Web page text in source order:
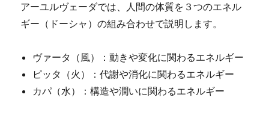
アーユルヴェーダでは、人間の体質を３つのエネル
ギー（ドーシャ）の組み合わせで説明します。
ヴァータ（風）：動きや変化に関わるエネルギー
ピッタ（火）：代謝や消化に関わるエネルギー
カパ（水）：構造や潤いに関わるエネルギー